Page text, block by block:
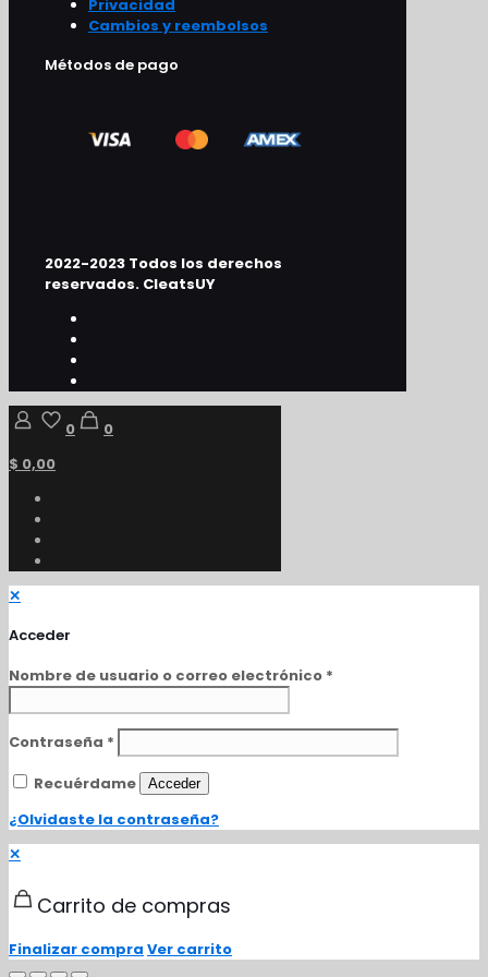
Privacidad
Cambios y reembolsos
Métodos de pago
2022-2023 Todos los derechos
reservados. CleatsUY
0
0
$ 0,00
✕
Acceder
Nombre de usuario o correo electrónico *
Contraseña *
Recuérdame
Acceder
¿Olvidaste la contraseña?
✕
Carrito de compras
Finalizar compra Ver carrito